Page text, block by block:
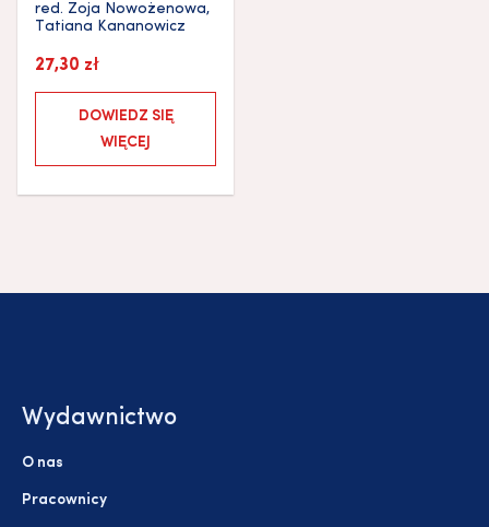
red. Zoja Nowożenowa,
Tatiana Kananowicz
27,30 zł
DOWIEDZ SIĘ
WIĘCEJ
Wydawnictwo
O nas
Pracownicy